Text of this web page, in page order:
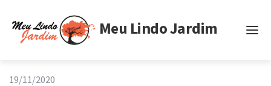
Meu Lindo Jardim
Inicio
19/11/2020